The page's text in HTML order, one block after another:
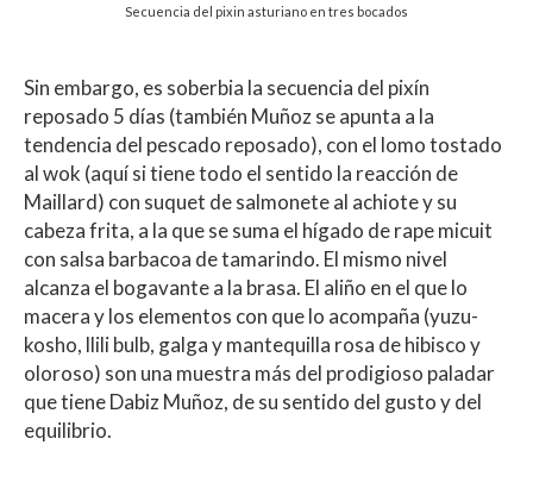
Secuencia del pixin asturiano en tres bocados
Sin embargo, es soberbia la secuencia del pixín
reposado 5 días (también Muñoz se apunta a la
tendencia del pescado reposado), con el lomo tostado
al wok (aquí si tiene todo el sentido la reacción de
Maillard) con suquet de salmonete al achiote y su
cabeza frita, a la que se suma el hígado de rape micuit
con salsa barbacoa de tamarindo. El mismo nivel
alcanza el bogavante a la brasa. El aliño en el que lo
macera y los elementos con que lo acompaña (yuzu-
kosho, llili bulb, galga y mantequilla rosa de hibisco y
oloroso) son una muestra más del prodigioso paladar
que tiene Dabiz Muñoz, de su sentido del gusto y del
equilibrio.